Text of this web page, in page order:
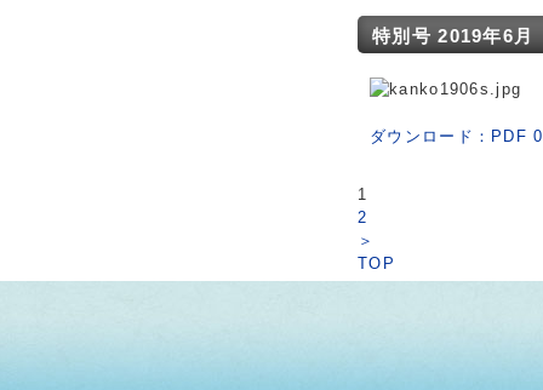
特別号 2019年6
ダウンロード：PDF
1
2
＞
TOP